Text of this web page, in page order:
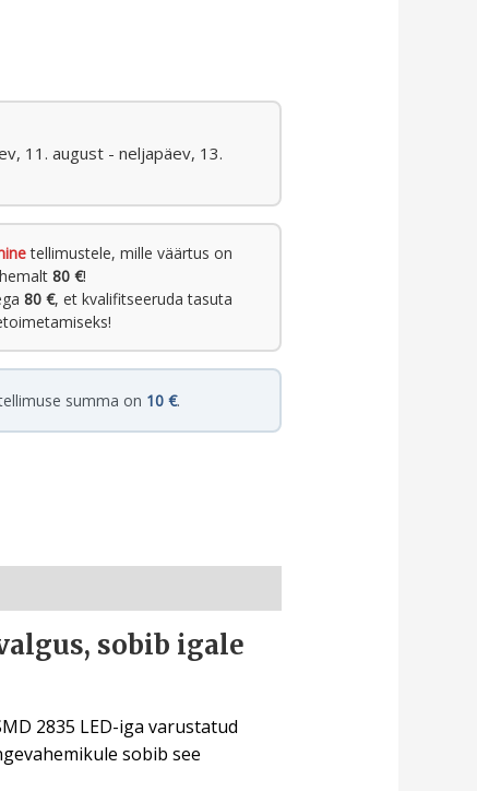
11. august - neljapäev, 13.
tellimustele, mille väärtus on
80 €!
80 €, et kvalifitseeruda tasuta
summa on 10 €.
sobib igale
2835 LED-iga varustatud
sobib see